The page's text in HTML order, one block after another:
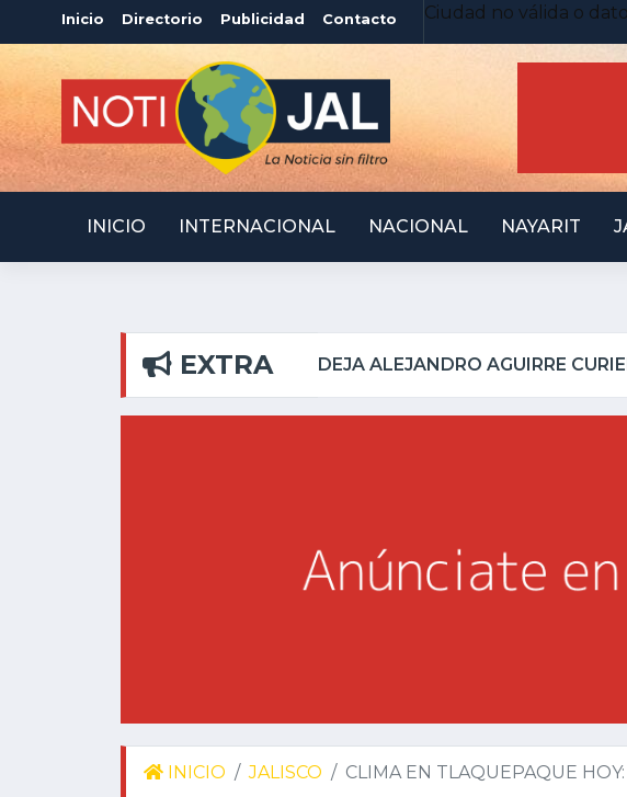
Inicio Directorio Publicidad Contacto Ciudad no válida o
INICIO INTERNACIONAL NACIONAL NAYARIT
EXTRA ATOTONILQUILLO
INICIO JALISCO CLIMA EN TLAQUEPAQUE